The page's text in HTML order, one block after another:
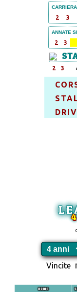
CARRIERA
2 3
ANNATE
2 3
2 3
Vincite
nome